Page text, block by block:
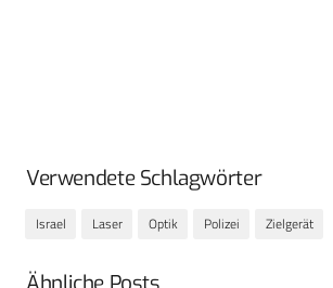
Verwendete Schlagwörter
Israel Laser Optik Polizei Zielgerät